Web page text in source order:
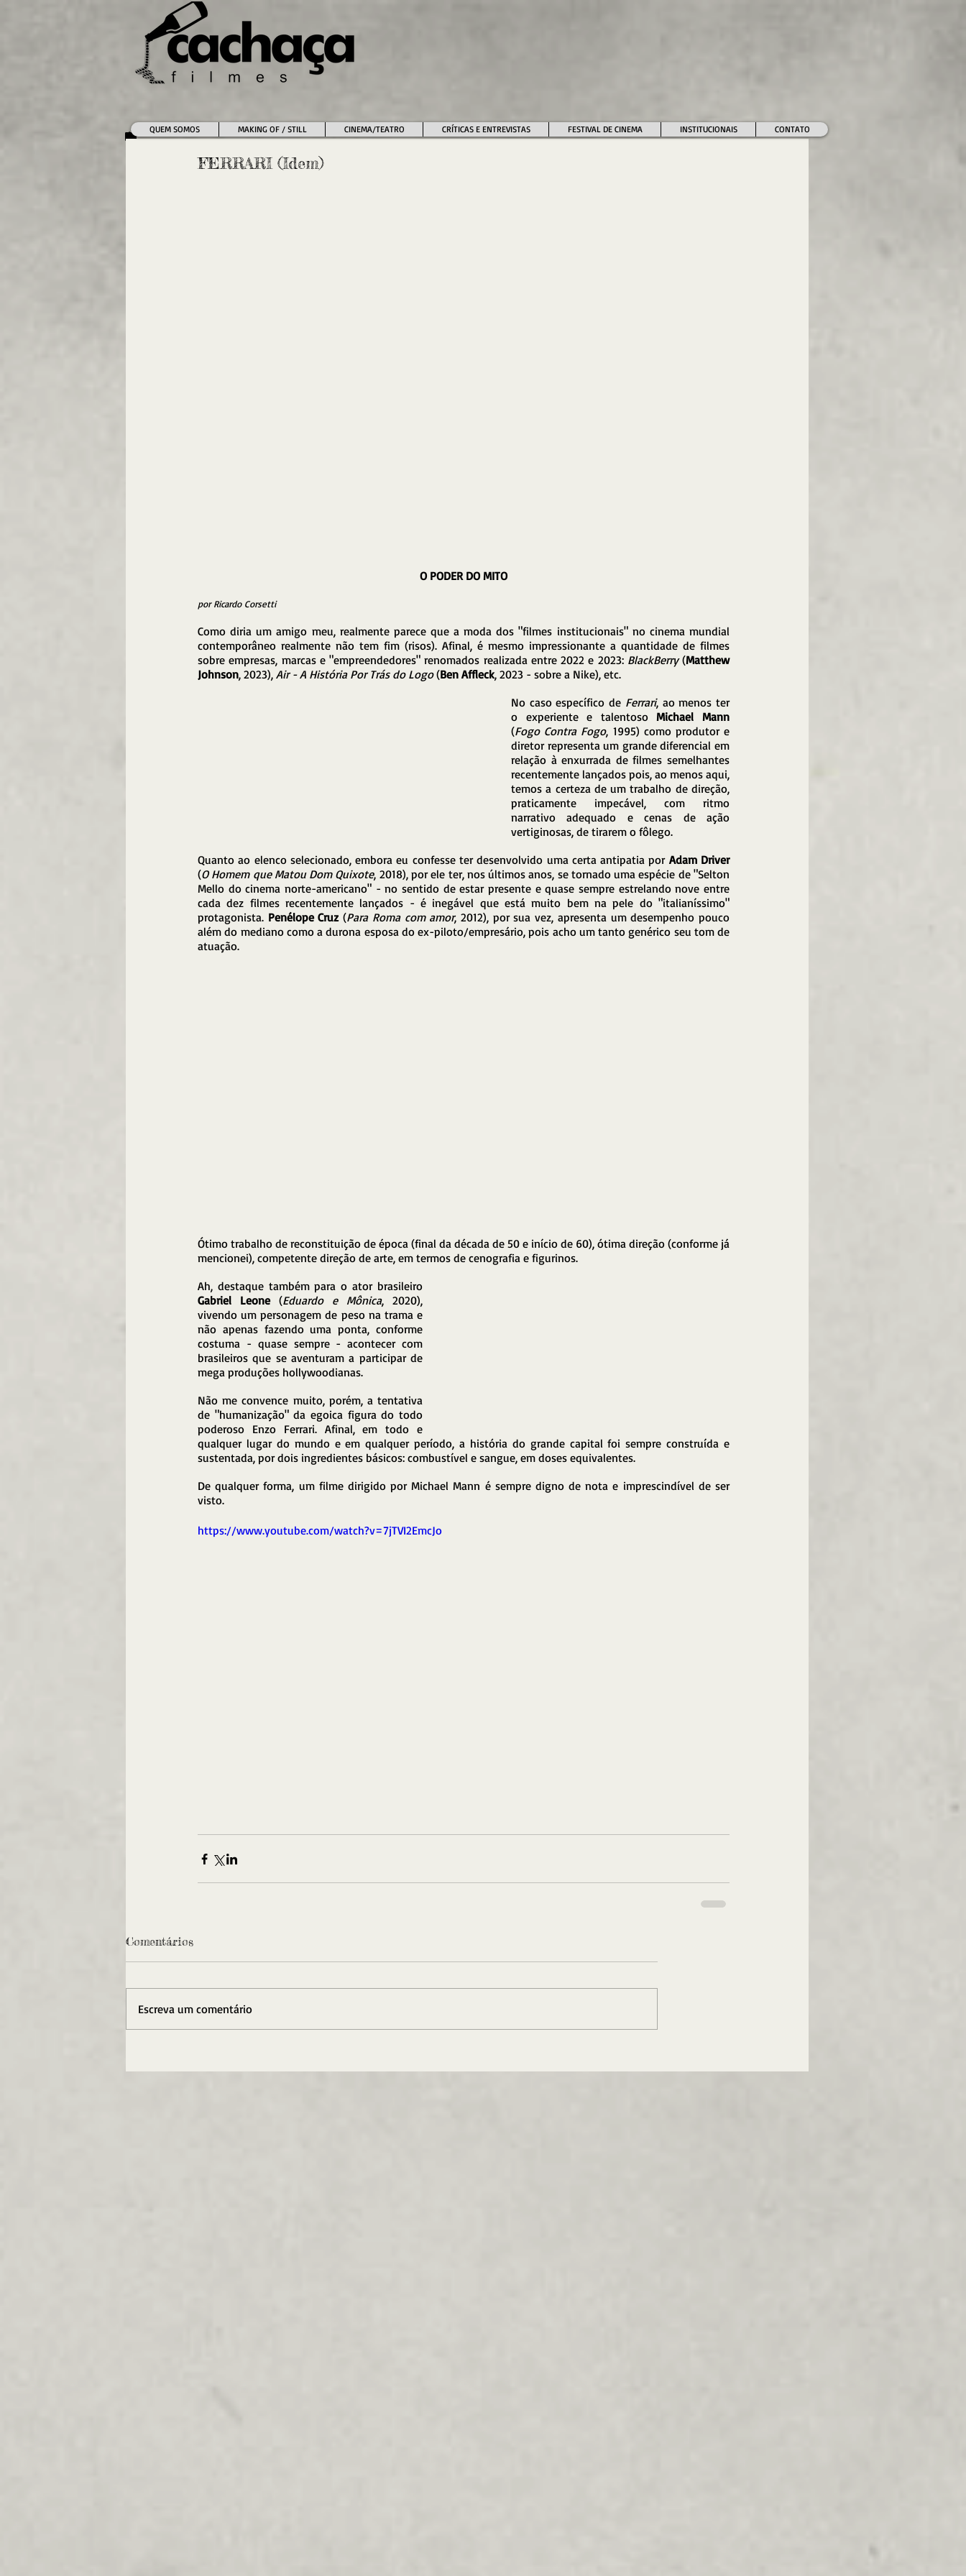
QUEM SOMOS MAKING OF / STILL CINEMA/TEATRO CRÍTICAS E ENTREVISTAS FESTIVAL DE CINEMA INSTITUCIONAIS CONTATO
FERRARI (Idem)
O PODER DO MITO
por Ricardo Corsetti
Como diria um amigo meu, realmente parece que a moda dos "filmes institucionais" no cinema mundial
contemporâneo realmente não tem fim (risos). Afinal, é mesmo impressionante a quantidade de filmes
sobre empresas, marcas e "empreendedores" renomados realizada entre 2022 e 2023: BlackBerry (Matthew
Johnson, 2023), Air - A História Por Trás do Logo (Ben Affleck, 2023 - sobre a Nike), etc.
No caso específico de Ferrari, ao menos ter
o experiente e talentoso Michael Mann
(Fogo Contra Fogo, 1995) como produtor e
diretor representa um grande diferencial em
relação à enxurrada de filmes semelhantes
recentemente lançados pois, ao menos aqui,
temos a certeza de um trabalho de direção,
praticamente impecável, com ritmo
narrativo adequado e cenas de ação
vertiginosas, de tirarem o fôlego.
Quanto ao elenco selecionado, embora eu confesse ter desenvolvido uma certa antipatia por
Adam Driver
(O Homem que Matou Dom Quixote, 2018), por ele ter, nos últimos anos, se tornado uma espécie de "Selton
Mello do cinema norte-americano" - no sentido de estar presente e quase sempre estrelando nove entre
cada dez filmes recentemente lançados - é inegável que está muito bem na pele do "italianíssimo"
protagonista. Penélope Cruz (Para Roma com amor, 2012), por sua vez, apresenta um desempenho pouco
além do mediano como a durona esposa do ex-piloto/empresário, pois acho um tanto genérico seu tom de
atuação.
Ótimo trabalho de reconstituição de época (final da década de 50 e início de 60), ótima direção (conforme já
mencionei), competente direção de arte, em termos de cenografia e figurinos.
Gabriel Leone (Eduardo e Mônica, 2020),
vivendo um personagem de peso na trama e
não apenas fazendo uma ponta, conforme
costuma - quase sempre - acontecer com
brasileiros que se aventuram a participar de
mega produções hollywoodianas.
Não me convence muito, porém, a tentativa
de "humanização" da egoica figura do todo
poderoso Enzo Ferrari. Afinal, em todo e
qualquer lugar do mundo e em qualquer período, a história do grande capital foi sempre construída e
sustentada, por dois ingredientes básicos: combustível e sangue, em doses equivalentes.
De qualquer forma, um filme dirigido por Michael Mann é sempre digno de nota e imprescindível de ser
visto.
https://www.youtube.com/watch?v=7jTVI2EmcJo
Comentários
Escreva um comentário